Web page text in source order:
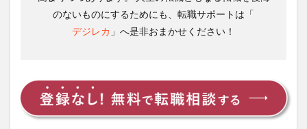
のないものにするためにも、転職サポートは「
デジレカ 」へ是非おまかせください！